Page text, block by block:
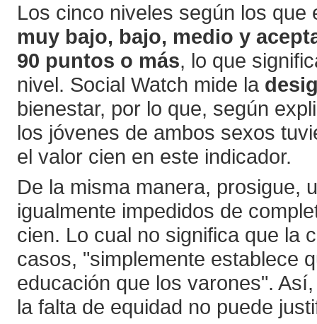
Los cinco niveles según los
muy bajo, bajo, medio y
90 puntos o más, lo que
nivel. Social Watch mide la
bienestar, por lo que, según
los jóvenes de ambos sexos
el valor cien en este indicador.
De la misma manera, prosigue,
igualmente impedidos de
cien. Lo cual no significa que la
casos, "simplemente establece
educación que los varones".
la falta de equidad no puede